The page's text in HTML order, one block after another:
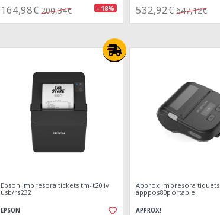
164,98€ 200,34€ - 18% 532,92€ 647,12€
Epson impresora tickets tm-t20 iv
usb/rs232
EPSON
Approx impresora tiquets
apppos80portable
APPROX!